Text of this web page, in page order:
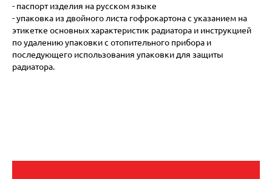
- паспорт изделия на русском языке
- упаковка из двойного листа гофрокартона с указанием на
этикетке основных характеристик радиатора и инструкцией
по удалению упаковки с отопительного прибора и
последующего использования упаковки для защиты
радиатора.